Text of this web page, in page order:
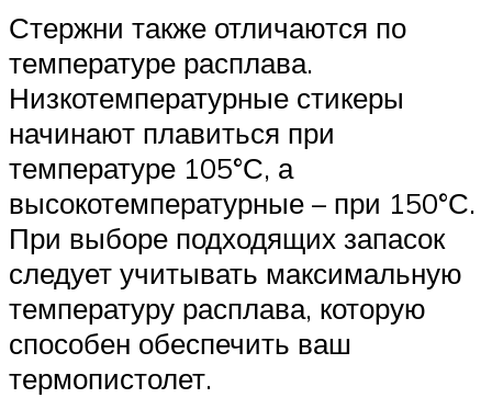
Стержни также отличаются по
температуре расплава.
Низкотемпературные стикеры
начинают плавиться при
температуре 105°С, а
высокотемпературные – при 150°С.
При выборе подходящих запасок
следует учитывать максимальную
температуру расплава, которую
способен обеспечить ваш
термопистолет.